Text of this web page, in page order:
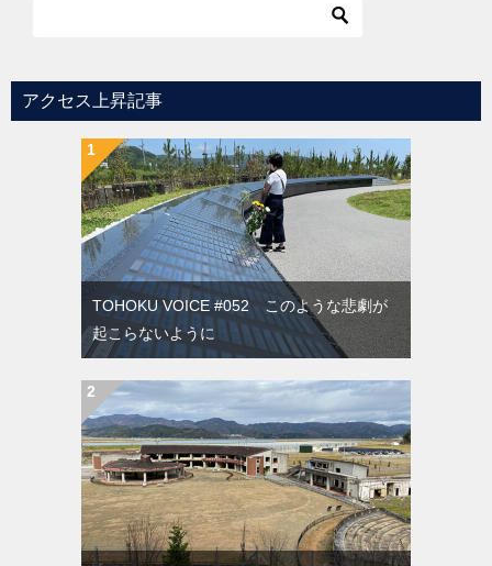
アクセス上昇記事
TOHOKU VOICE #052 このような悲劇が
起こらないように